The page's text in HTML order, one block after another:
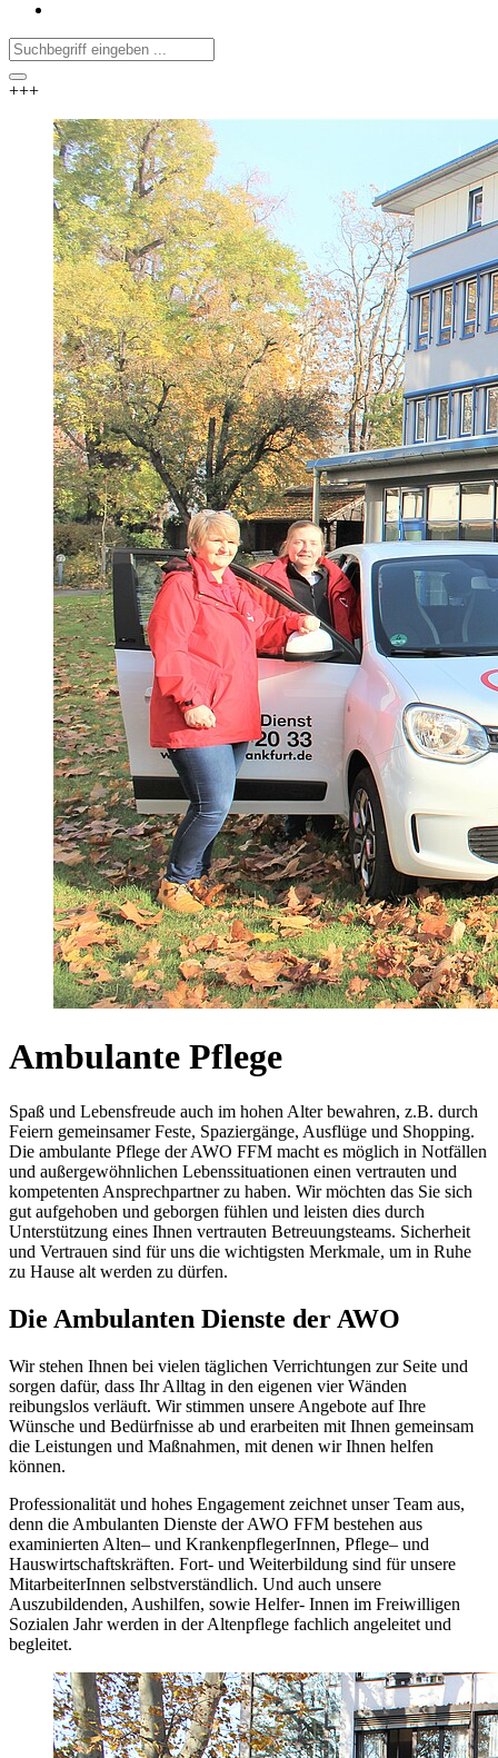
+++
Ambulante Pflege
Spaß und Lebensfreude auch im hohen Alter bewahren, z.B. durch
Feiern gemeinsamer Feste, Spaziergänge, Ausflüge und Shopping.
Die ambulante Pflege der AWO FFM macht es möglich in Notfällen
und außergewöhnlichen Lebenssituationen einen vertrauten und
kompetenten Ansprechpartner zu haben. Wir möchten das Sie sich
gut aufgehoben und geborgen fühlen und leisten dies durch
Unterstützung eines Ihnen vertrauten Betreuungsteams. Sicherheit
und Vertrauen sind für uns die wichtigsten Merkmale, um in Ruhe
zu Hause alt werden zu dürfen.
Die Ambulanten Dienste der AWO
Wir stehen Ihnen bei vielen täglichen Verrichtungen zur Seite und
sorgen dafür, dass Ihr Alltag in den eigenen vier Wänden
reibungslos verläuft. Wir stimmen unsere Angebote auf Ihre
Wünsche und Bedürfnisse ab und erarbeiten mit Ihnen gemeinsam
die Leistungen und Maßnahmen, mit denen wir Ihnen helfen
können.
Professionalität und hohes Engagement zeichnet unser Team aus,
denn die Ambulanten Dienste der AWO FFM bestehen aus
examinierten Alten– und KrankenpflegerInnen, Pflege– und
Hauswirtschaftskräften. Fort- und Weiterbildung sind für unsere
MitarbeiterInnen selbstverständlich. Und auch unsere
Auszubildenden, Aushilfen, sowie Helfer- Innen im Freiwilligen
Sozialen Jahr werden in der Altenpflege fachlich angeleitet und
begleitet.